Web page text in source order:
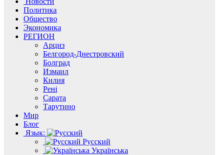
Политика
Общество
Экономика
РЕГИОН
Арциз
Белгород-Днестровский
Болград
Измаил
Килия
Рені
Сарата
Тарутино
Мир
Блог
Язык:
Русский
Українська